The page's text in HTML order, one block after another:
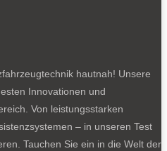
hautnah! Unsere
Innovationen und
Von leistungsstarken
– in unseren Test
Tauchen Sie ein in die Welt der